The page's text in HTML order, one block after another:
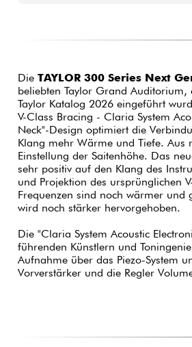
Die TAYLOR 300 Series Next
beliebten Taylor Grand
Taylor Katalog 2026 eingeführt
V-Class Bracing - Claria System
Neck"-Design optimiert die
Klang mehr Wärme und Tiefe. Aus
Einstellung der Saitenhöhe. Das
sehr positiv auf den Klang des
und Projektion des ursprünglichen
Frequenzen sind noch wärmer und
wird noch stärker hervorgehoben.
Die "Claria System Acoustic
führenden Künstlern und
Aufnahme über das Piezo-System
Vorverstärker und die Regler